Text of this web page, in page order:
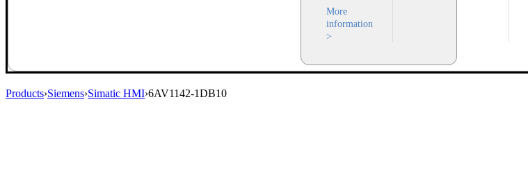
More
information
>
Products›Siemens›Simatic HMI›6AV1142-1DB10